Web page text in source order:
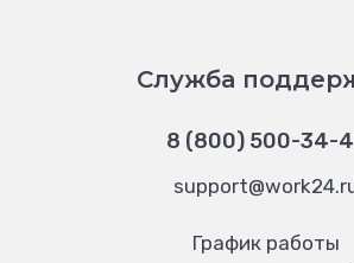
Служба
8 (800) 500-34-
График работы